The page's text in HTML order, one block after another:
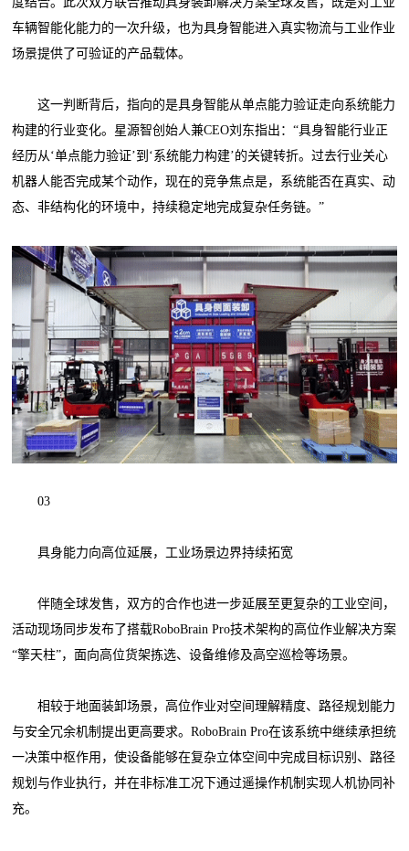
车辆智能化能力的一次升级，也为具身智能进入真实物流与工业作业
场景提供了可验证的产品载体。
这一判断背后，指向的是具身智能从单点能力验证走向系统能力
构建的行业变化。星源智创始人兼CEO刘东指出：“具身智能行业正
经历从‘单点能力验证’到‘系统能力构建’的关键转折。过去行业关心
机器人能否完成某个动作，现在的竞争焦点是，系统能否在真实、动
态、非结构化的环境中，持续稳定地完成复杂任务链。”
03
具身能力向高位延展，工业场景边界持续拓宽
伴随全球发售，双方的合作也进一步延展至更复杂的工业空间，
活动现场同步发布了搭载RoboBrain Pro技术架构的高位作业解决方案
“擎天柱”，面向高位货架拣选、设备维修及高空巡检等场景。
相较于地面装卸场景，高位作业对空间理解精度、路径规划能力
与安全冗余机制提出更高要求。RoboBrain Pro在该系统中继续承担统
一决策中枢作用，使设备能够在复杂立体空间中完成目标识别、路径
规划与作业执行，并在非标准工况下通过遥操作机制实现人机协同补
充。